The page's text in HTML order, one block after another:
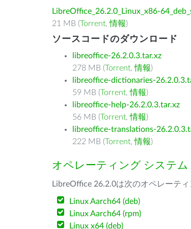
LibreOffice_26.2.0_Linux_x86-
21 MB (Torrent,情報)
ソースコードのダウンロード
libreoffice-26.2.0.3.tar.xz
278 MB (Torrent,情報)
libreoffice-dictionaries-
59 MB (Torrent,情報)
libreoffice-help-26.2.0.3.tar.xz
56 MB (Torrent,情報)
libreoffice-translations-
222 MB (Torrent,情報)
オペレーティング システム
LibreOffice 26.2.0は次のオペレーテ
Linux Aarch64 (deb)
Linux Aarch64 (rpm)
Linux x64 (deb)